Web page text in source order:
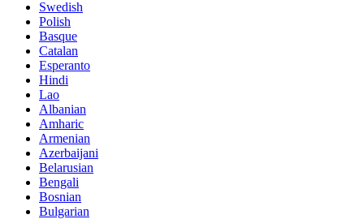
Swedish
Polish
Basque
Catalan
Esperanto
Hindi
Lao
Albanian
Amharic
Armenian
Azerbaijani
Belarusian
Bengali
Bosnian
Bulgarian